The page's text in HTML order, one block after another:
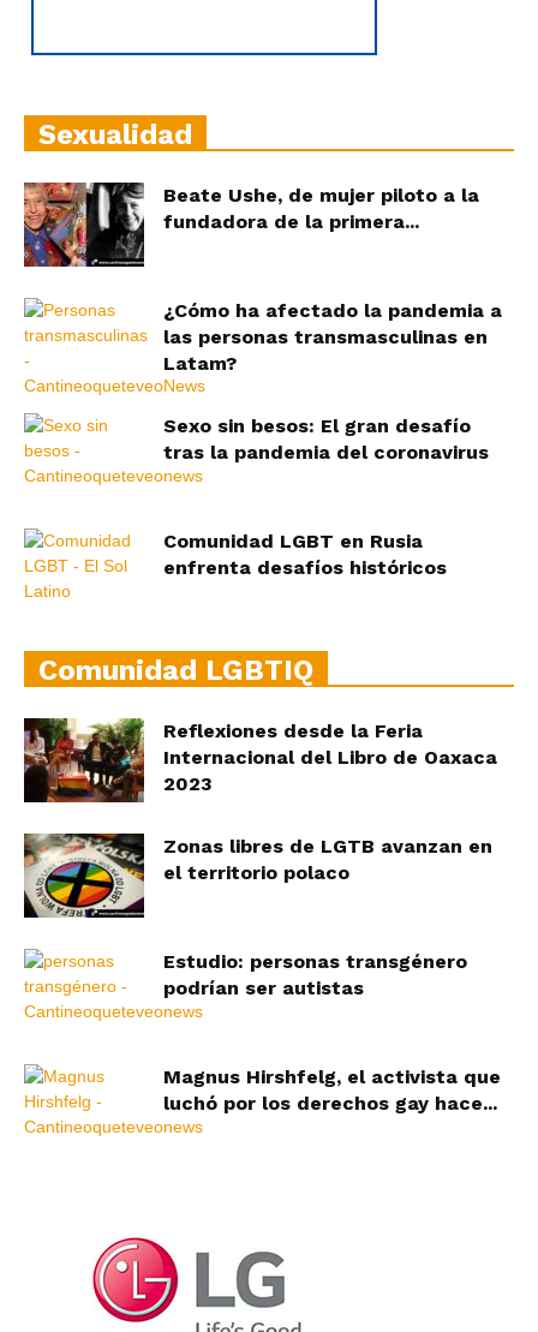
Sexualidad
Beate Ushe, de mujer piloto a la
fundadora de la primera...
¿Cómo ha afectado la pandemia a
las personas transmasculinas en
Latam?
Sexo sin besos: El gran desafío
tras la pandemia del coronavirus
Comunidad LGBT en Rusia
enfrenta desafíos históricos
Comunidad LGBTIQ
Reflexiones desde la Feria
Internacional del Libro de Oaxaca
2023
Zonas libres de LGTB avanzan en
el territorio polaco
Estudio: personas transgénero
podrían ser autistas
Magnus Hirshfelg, el activista que
luchó por los derechos gay hace...